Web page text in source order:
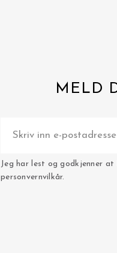
MELD
Jeg har lest og godkjenner
personvernvilkår.